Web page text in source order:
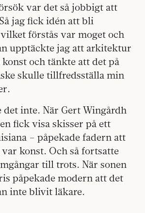
var det så jobbigt att
jag fick idén att bli
förstås var moget och
upptäckte jag att arkitektur
konst och tänkte att det på
skulle tillfredsställa min
det inte. När Gert Wingårdh
fick visa skisser på ett
– påpekade fadern att
konst. Och så fortsatte
till trots. När sonen
påpekade modern att det
inte blivit läkare.